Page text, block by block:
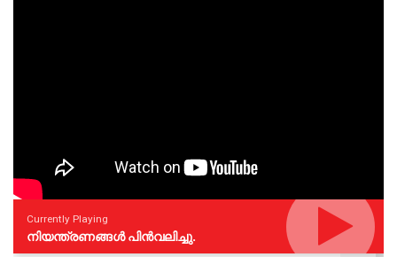
Currently Playing
നിയന്ത്രണങ്ങള്‍ പിന്‍വലിച്ചു.